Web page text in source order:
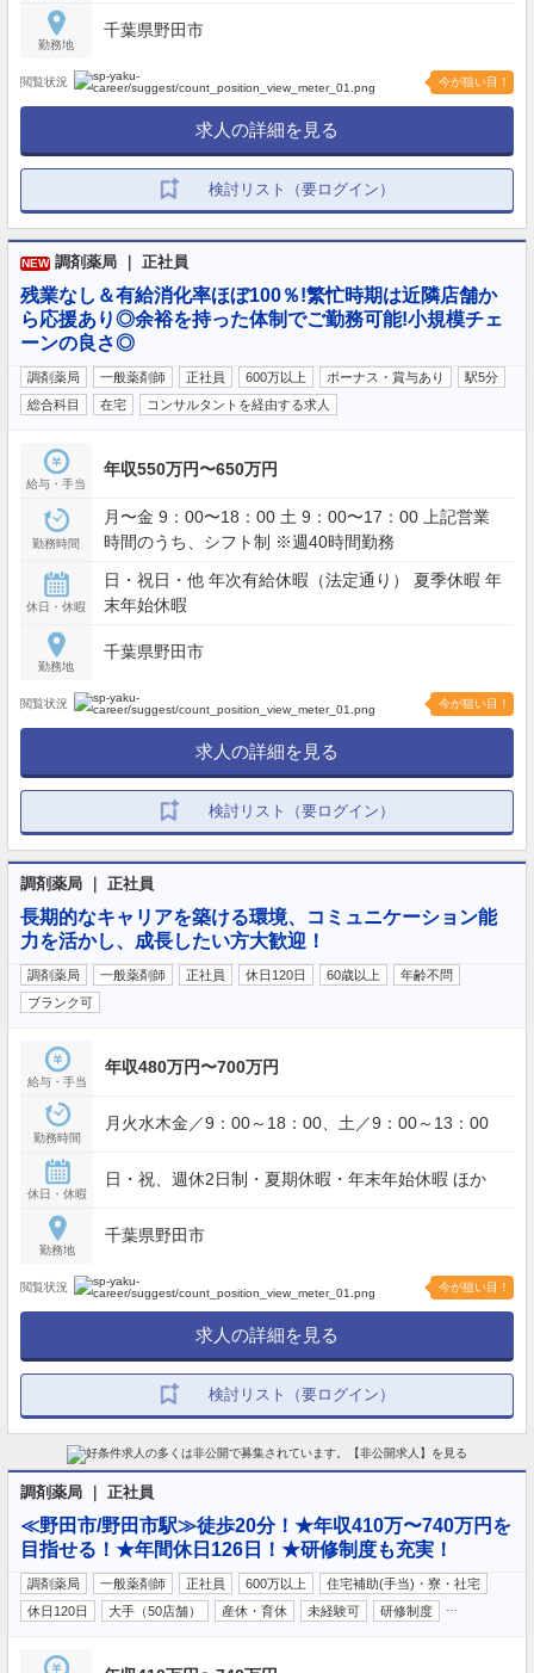
勤務地
千葉県野田市
閲覧状況 今が狙い目！
求人の詳細を見る
検討リスト（要ログイン）
NEW 調剤薬局 ｜ 正社員
残業なし＆有給消化率ほぼ100％!繁忙時期は近隣店舗か
ら応援あり◎余裕を持った体制でご勤務可能!小規模チェ
ーンの良さ◎
調剤薬局 一般薬剤師 正社員 600万以上 ボーナス・賞与あり
駅5分
総合科目
在宅 コンサルタントを経由する求人
給与・手当
年収550万円〜650万円
勤務時間
月〜金 9：00〜18：00 土 9：00〜17：00 上記営業
時間のうち、シフト制 ※週40時間勤務
休日・休暇
日・祝日・他 年次有給休暇（法定通り） 夏季休暇 年
末年始休暇
勤務地
千葉県野田市
閲覧状況 今が狙い目！
求人の詳細を見る
検討リスト（要ログイン）
調剤薬局 ｜ 正社員
長期的なキャリアを築ける環境、コミュニケーション能
力を活かし、成長したい方大歓迎！
調剤薬局 一般薬剤師 正社員 休日120日 60歳以上
年齢不問
ブランク可
給与・手当
年収480万円〜700万円
勤務時間
月火水木金／9：00～18：00、土／9：00～13：00
休日・休暇
日・祝、週休2日制・夏期休暇・年末年始休暇 ほか
勤務地
千葉県野田市
閲覧状況 今が狙い目！
求人の詳細を見る
検討リスト（要ログイン）
調剤薬局 ｜ 正社員
≪野田市/野田市駅≫徒歩20分！★年収410万〜740万円を
目指せる！★年間休日126日！★研修制度も充実！
調剤薬局 一般薬剤師 正社員 600万以上
住宅補助(手当)・寮・社宅
休日120日
大手（50店舗） 産休・育休 未経験可 研修制度